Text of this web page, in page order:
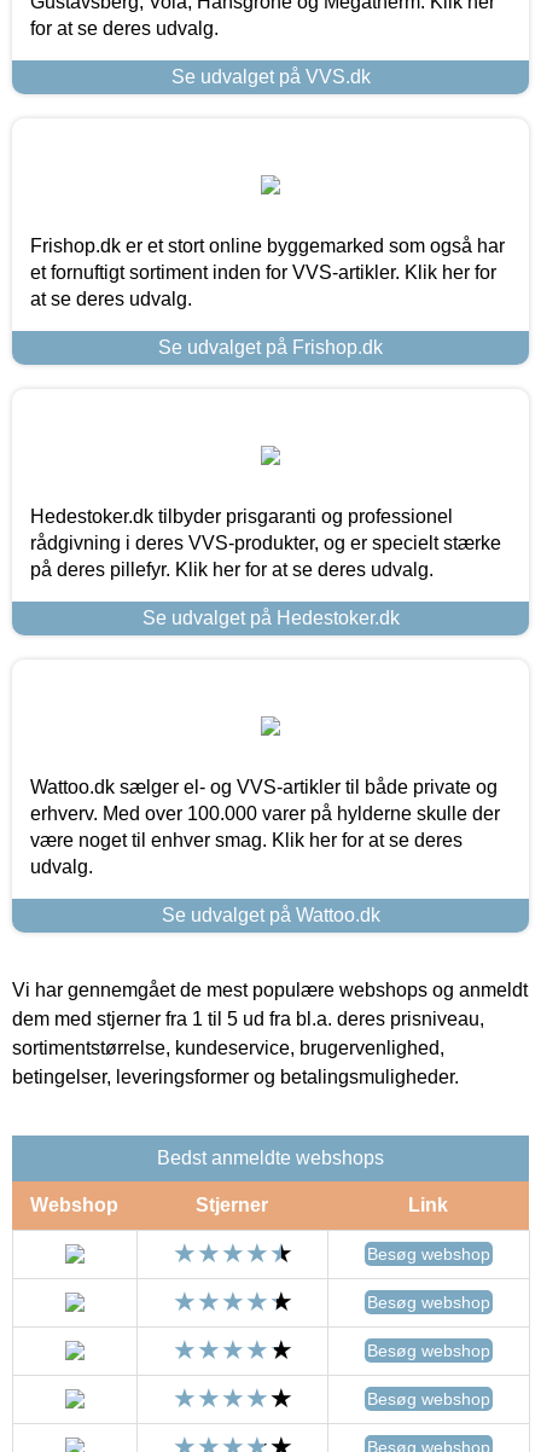
for at se deres udvalg.
Se udvalget på VVS.dk
Frishop.dk er et stort online byggemarked som også har
et fornuftigt sortiment inden for VVS-artikler. Klik her for
at se deres udvalg.
Se udvalget på Frishop.dk
Hedestoker.dk tilbyder prisgaranti og professionel
rådgivning i deres VVS-produkter, og er specielt stærke
på deres pillefyr. Klik her for at se deres udvalg.
Se udvalget på Hedestoker.dk
Wattoo.dk sælger el- og VVS-artikler til både private og
erhverv. Med over 100.000 varer på hylderne skulle der
være noget til enhver smag. Klik her for at se deres
udvalg.
Se udvalget på Wattoo.dk
Vi har gennemgået de mest populære webshops og anmeldt
dem med stjerner fra 1 til 5 ud fra bl.a. deres prisniveau,
sortimentstørrelse, kundeservice, brugervenlighed,
betingelser, leveringsformer og betalingsmuligheder.
Bedst anmeldte webshops
Webshop Stjerner Link
Besøg webshop
Besøg webshop
Besøg webshop
Besøg webshop
Besøg webshop